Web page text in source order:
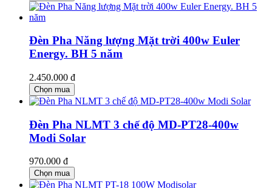
Đèn Pha Năng lượng Mặt trời 400w Euler
Energy. BH 5 năm
2.450.000 đ
Chọn mua
Đèn Pha NLMT 3 chế độ MD-PT28-400w
Modi Solar
970.000 đ
Chọn mua